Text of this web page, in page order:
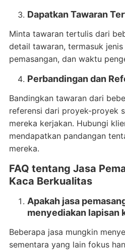
Dapatkan Tawaran
Minta tawaran tertulis dari
detail tawaran, termasuk
pemasangan, dan waktu
Perbandingan dan
Bandingkan tawaran dari
referensi dari proyek-proyek
mereka kerjakan. Hubungi
mendapatkan pandangan
mereka.
FAQ tentang Jasa
Kaca Berkualitas
Apakah jasa
menyediakan lapisan
Beberapa jasa mungkin
sementara yang lain fokus